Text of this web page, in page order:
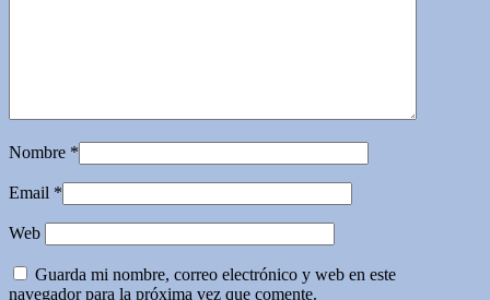
Nombre *
Email *
Web
Guarda mi nombre, correo electrónico y web en este
navegador para la próxima vez que comente.